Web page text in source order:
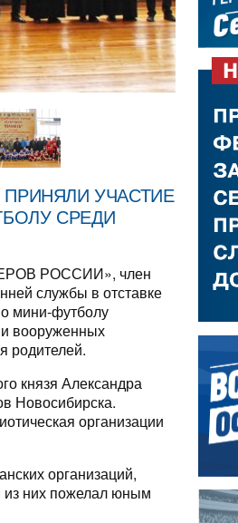
УЧАСТИЕ
СРЕДИ
РОССИИ», член
службы в отставке
мини-футболу
вооруженных
родителей.
князя Александра
Новосибирска.
организации
организаций,
из них пожелал юным